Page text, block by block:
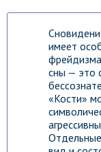
имеет
сны — это
«Кости»